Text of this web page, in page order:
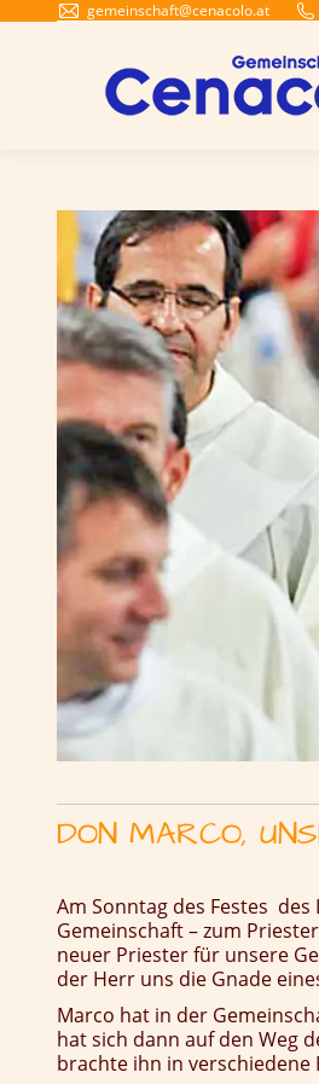
gemeinschaft@cenacolo.at
DON MARCO,
Am Sonntag des Festes
Gemeinschaft – zum
neuer Priester für unsere
der Herr uns die Gnade
Marco hat in der
hat sich dann auf den Weg
brachte ihn in verschiedene